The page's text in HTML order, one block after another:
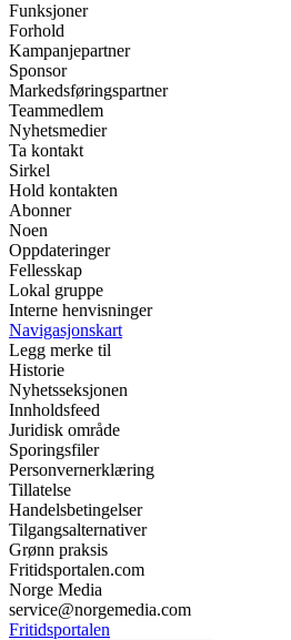
Funksjoner
Forhold
Kampanjepartner
Sponsor
Markedsføringspartner
Teammedlem
Nyhetsmedier
Ta kontakt
Sirkel
Hold kontakten
Abonner
Noen
Oppdateringer
Fellesskap
Lokal gruppe
Interne henvisninger
Navigasjonskart
Legg merke til
Historie
Nyhetsseksjonen
Innholdsfeed
Juridisk område
Sporingsfiler
Personvernerklæring
Tillatelse
Handelsbetingelser
Tilgangsalternativer
Grønn praksis
Fritidsportalen.com
Norge Media
service@norgemedia.com
Fritidsportalen